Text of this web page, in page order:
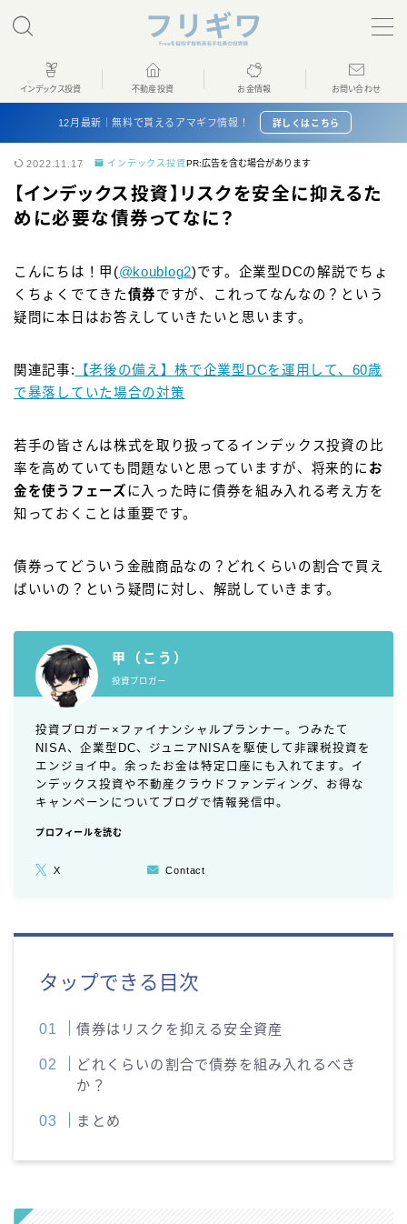
MENU
ホーム
不動産投資
お金情報
プロフィール
お問い合わせ
インデックス投資 不動産投資 お金情報 お問い合わせ
12月最新｜無料で貰えるアマギフ情報！ 詳しくはこちら
2022.11.17 インデックス投資PR:広告を含む場合があります
【インデックス投資】リスクを安全に抑えるた
めに必要な債券ってなに？
こんにちは！甲(@koublog2)です。企業型DCの解説でちょ
くちょくでてきた債券ですが、これってなんなの？という
疑問に本日はお答えしていきたいと思います。
関連記事: 【老後の備え】株で企業型DCを運用して、60歳
で暴落していた場合の対策
若手の皆さんは株式を取り扱ってるインデックス投資の比
率を高めていても問題ないと思っていますが、将来的に お
金を使うフェーズ に入った時に債券を組み入れる考え方を
知っておくことは重要です。
債券ってどういう金融商品なの？どれくらいの割合で買え
ばいいの？という疑問に対し、解説していきます。
甲（こう）
投資ブロガー
投資ブロガー×ファイナンシャルプランナー。つみたて
NISA、企業型DC、ジュニアNISAを駆使して非課税投資を
エンジョイ中。余ったお金は特定口座にも入れてます。イ
ンデックス投資や不動産クラウドファンディング、お得な
キャンペーンについてブログで情報発信中。
プロフィールを読む
X Contact
タップできる目次
債券はリスクを抑える安全資産
どれくらいの割合で債券を組み入れるべき
か？
まとめ